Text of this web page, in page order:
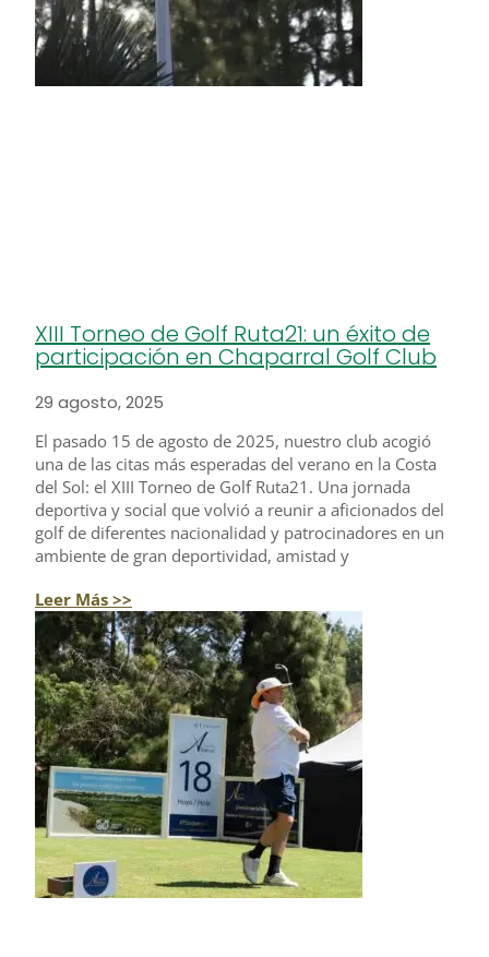
XIII Torneo de Golf Ruta21: un éxito de
participación en Chaparral Golf Club
29 agosto, 2025
El pasado 15 de agosto de 2025, nuestro club acogió
una de las citas más esperadas del verano en la Costa
del Sol: el XIII Torneo de Golf Ruta21. Una jornada
deportiva y social que volvió a reunir a aficionados del
golf de diferentes nacionalidad y patrocinadores en un
ambiente de gran deportividad, amistad y
Leer Más >>